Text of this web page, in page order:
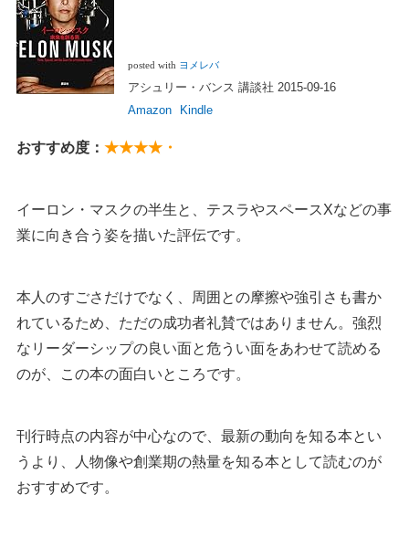
posted with ヨメレバ
アシュリー・バンス 講談社 2015-09-16
Amazon
Kindle
おすすめ度： ★★★★・
イーロン・マスクの半生と、テスラやスペースXなどの事
業に向き合う姿を描いた評伝です。
本人のすごさだけでなく、周囲との摩擦や強引さも書か
れているため、ただの成功者礼賛ではありません。強烈
なリーダーシップの良い面と危うい面をあわせて読める
のが、この本の面白いところです。
刊行時点の内容が中心なので、最新の動向を知る本とい
うより、人物像や創業期の熱量を知る本として読むのが
おすすめです。